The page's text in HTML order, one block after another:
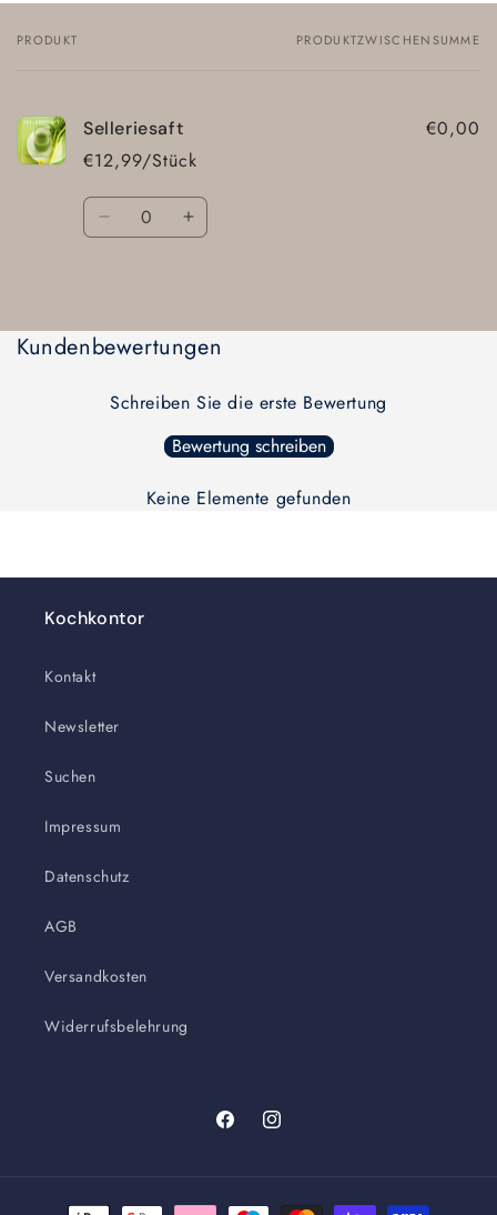
Dein
PRODUKT PRODUKTZWISCHENSUMME
Selleriesaft
€12,99/Stück
€0,00
Anzahl
Verringere
Title
Erhöhe
Title
geladen ...
Kundenbewertungen
Schreiben Sie die erste Bewertung
Bewertung schreiben
Keine Elemente gefunden
Kochkontor
Kontakt
Newsletter
Suchen
Impressum
Datenschutz
AGB
Versandkosten
Widerrufsbelehrung
FacebookInstagram
Zahlungsmethoden